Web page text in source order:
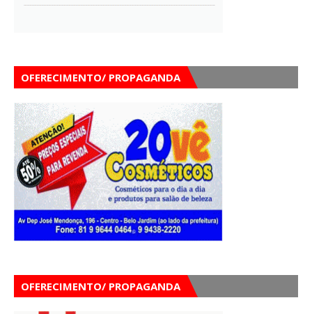
OFERECIMENTO/ PROPAGANDA
OFERECIMENTO/ PROPAGANDA